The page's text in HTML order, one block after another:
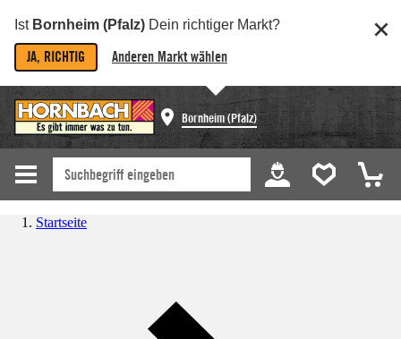
Ist Bornheim (Pfalz) Dein richtiger Markt?
JA, RICHTIG Anderen Markt wählen
Bornheim (Pfalz)
Startseite